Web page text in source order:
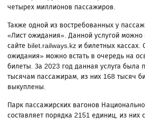
четырех миллионов пассажиров.
Также одной из востребованных у
«Лист ожидания». Данной услугой можно
сайте bilet.railways.kz и билетных
ожидания» можно встать в очередь на
билеты. За 2023 год данная услуга была
тысячам пассажирам, из них 168 тысяч
выкуплены.
Парк пассажирских вагонов
составляет порядка 2151 единиц, из них